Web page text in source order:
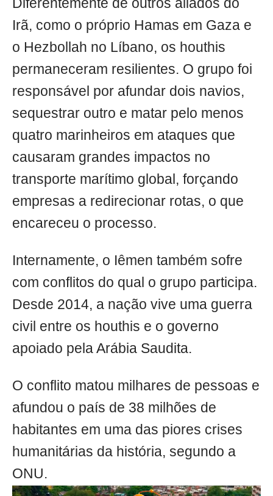
Diferentemente de outros aliados do
Irã, como o próprio Hamas em Gaza e
o Hezbollah no Líbano, os houthis
permaneceram resilientes. O grupo foi
responsável por afundar dois navios,
sequestrar outro e matar pelo menos
quatro marinheiros em ataques que
causaram grandes impactos no
transporte marítimo global, forçando
empresas a redirecionar rotas, o que
encareceu o processo.
Internamente, o Iêmen também sofre
com conflitos do qual o grupo participa.
Desde 2014, a nação vive uma guerra
civil entre os houthis e o governo
apoiado pela Arábia Saudita.
O conflito matou milhares de pessoas e
afundou o país de 38 milhões de
habitantes em uma das piores crises
humanitárias da história, segundo a
ONU.